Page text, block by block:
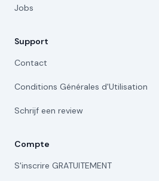
Jobs
Support
Contact
Conditions Générales d'Utilisation
Schrijf een review
Compte
S'inscrire GRATUITEMENT